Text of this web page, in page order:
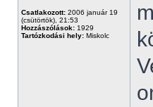
Csatlakozott: 2006 január 19
(csütörtök), 21:53
Hozzászólások: 1929
Tartózkodási hely: Miskolc